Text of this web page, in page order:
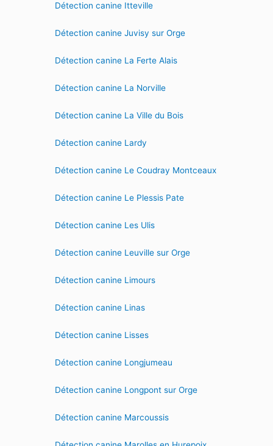
Détection canine Itteville
Détection canine Juvisy sur Orge
Détection canine La Ferte Alais
Détection canine La Norville
Détection canine La Ville du Bois
Détection canine Lardy
Détection canine Le Coudray Montceaux
Détection canine Le Plessis Pate
Détection canine Les Ulis
Détection canine Leuville sur Orge
Détection canine Limours
Détection canine Linas
Détection canine Lisses
Détection canine Longjumeau
Détection canine Longpont sur Orge
Détection canine Marcoussis